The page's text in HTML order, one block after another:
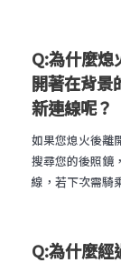
Q:為什麼熄
開著在背景
新連線呢？
如果您熄火後離
搜尋您的後照鏡
線，若下次需騎
Q:為什麼經